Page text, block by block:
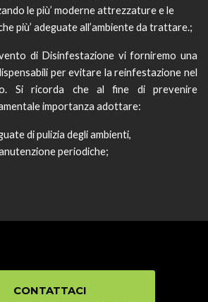
le più’ moderne attrezzature e le
più’ adeguate all’ambiente da trattare.;
di Disinfestazione vi forniremo una
per evitare la reinfestazione nel
Si ricorda che al fine di prevenire
importanza adottare:
di pulizia degli ambienti,
periodiche;
CONTATTACI